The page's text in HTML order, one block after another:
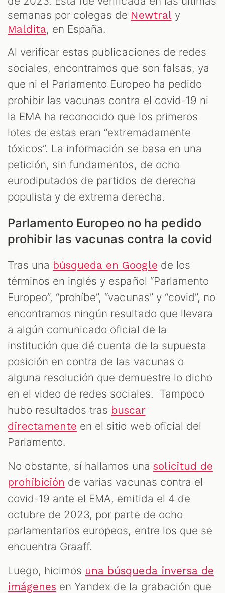
semanas por colegas de Newtraly
Maldita, en España.
Al verificar estas publicaciones de redes
sociales, encontramos que son falsas, ya
que ni el Parlamento Europeo ha pedido
prohibir las vacunas contra el covid-19 ni
la EMA ha reconocido que los primeros
lotes de estas eran “extremadamente
tóxicos”. La información se basa en una
petición, sin fundamentos, de ocho
eurodiputados de partidos de derecha
populista y de extrema derecha.
Parlamento Europeo no ha pedido
prohibir las vacunas contra la covid
Tras una búsqueda en Google de los
términos en inglés y español “Parlamento
Europeo”, “prohíbe”, “vacunas” y “covid”, no
encontramos ningún resultado que llevara
a algún comunicado oficial de la
institución que dé cuenta de la supuesta
posición en contra de las vacunas o
alguna resolución que demuestre lo dicho
en el video de redes sociales. Tampoco
hubo resultados tras buscar
directamente en el sitio web oficial del
Parlamento.
No obstante, sí hallamos una solicitud de
prohibición de varias vacunas contra el
covid-19 ante el EMA, emitida el 4 de
octubre de 2023, por parte de ocho
parlamentarios europeos, entre los que se
encuentra Graaff.
Luego, hicimos una búsqueda inversa de
imágenes en Yandex de la grabación que